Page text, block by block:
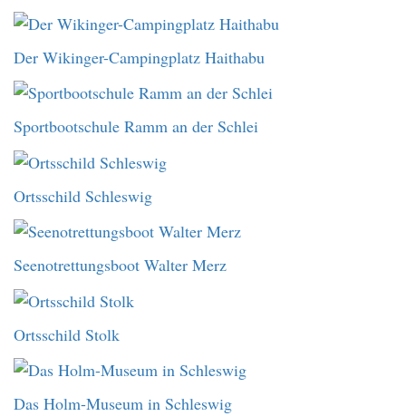
Der Wikinger-Campingplatz Haithabu
Sportbootschule Ramm an der Schlei
Ortsschild Schleswig
Seenotrettungsboot Walter Merz
Ortsschild Stolk
Das Holm-Museum in Schleswig